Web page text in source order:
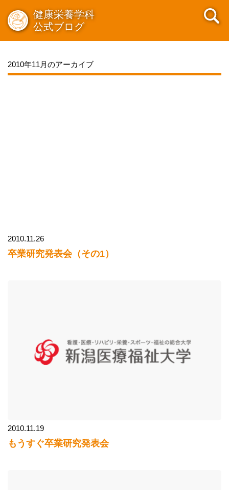
健康栄養学科
公式ブログ
2010年11月のアーカイブ
2010.11.26
卒業研究発表会（その1）
2010.11.19
もうすぐ卒業研究発表会